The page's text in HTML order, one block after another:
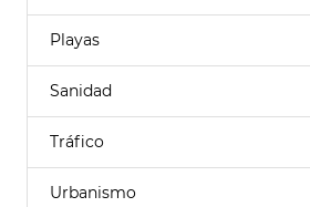
Playas
Sanidad
Tráfico
Urbanismo